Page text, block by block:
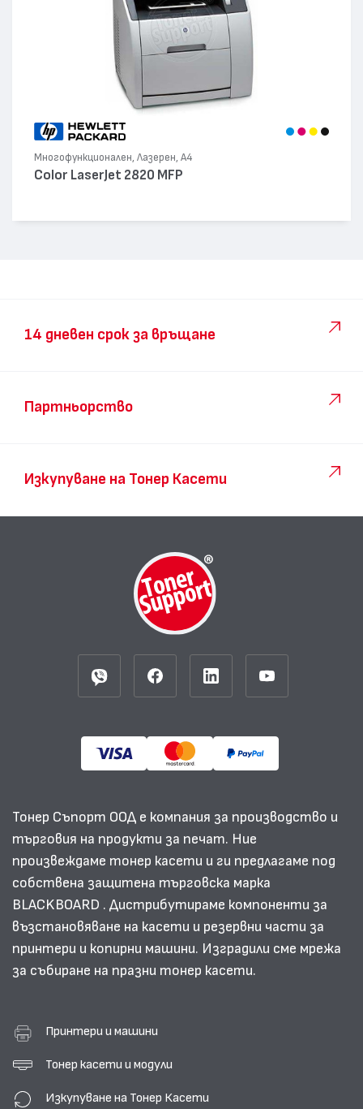
Многофункционален, Лазерен, А4
Color LaserJet 2820 MFP
14 дневен срок за връщане
Партньорство
Изкупуване на Тонер Касети
Тонер Съпорт ООД е компания за производство и
търговия на продукти за печат. Ние
произвеждаме тонер касети и ги предлагаме под
собствена защитена търговска марка
BLACKBOARD . Дистрибутираме компоненти за
възстановяване на касети и резервни части за
принтери и копирни машини. Изградили сме мрежа
за събиране на празни тонер касети.
Принтери и машини
Тонер касети и модули
Изкупуване на Тонер Касети